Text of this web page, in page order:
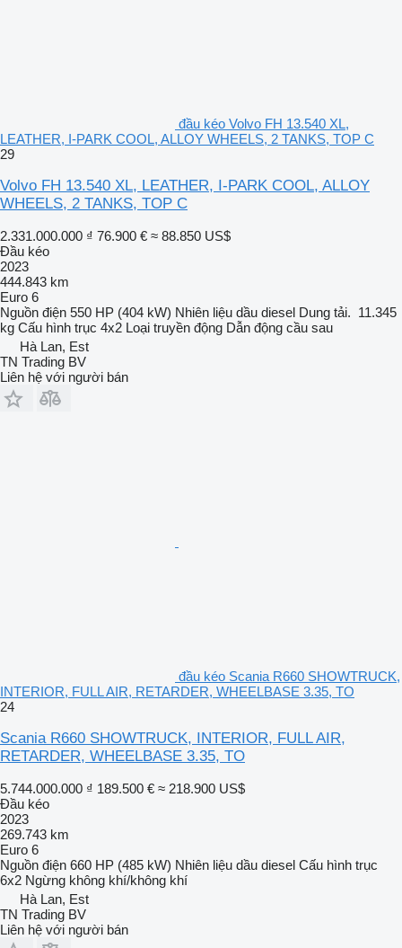
đầu kéo Volvo FH 13.540 XL,
LEATHER, I-PARK COOL, ALLOY WHEELS, 2 TANKS, TOP C
29
Volvo FH 13.540 XL, LEATHER, I-PARK COOL, ALLOY
WHEELS, 2 TANKS, TOP C
2.331.000.000 ₫ 76.900 € ≈ 88.850 US$
Đầu kéo
2023
444.843 km
Euro 6
Nguồn điện 550 HP (404 kW) Nhiên liệu dầu diesel Dung tải. 11.345
kg Cấu hình trục 4x2 Loại truyền động Dẫn động cầu sau
Hà Lan, Est
TN Trading BV
Liên hệ với người bán
đầu kéo Scania R660 SHOWTRUCK,
INTERIOR, FULL AIR, RETARDER, WHEELBASE 3.35, TO
24
Scania R660 SHOWTRUCK, INTERIOR, FULL AIR,
RETARDER, WHEELBASE 3.35, TO
5.744.000.000 ₫ 189.500 € ≈ 218.900 US$
Đầu kéo
2023
269.743 km
Euro 6
Nguồn điện 660 HP (485 kW) Nhiên liệu dầu diesel Cấu hình trục
6x2 Ngừng không khí/không khí
Hà Lan, Est
TN Trading BV
Liên hệ với người bán